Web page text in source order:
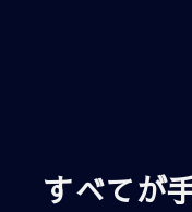
すべてが